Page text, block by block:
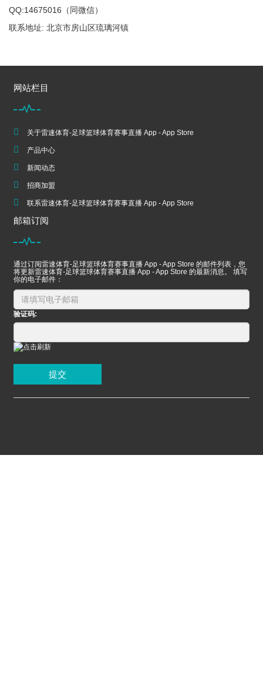
QQ:14675016（同微信）
联系地址: 北京市房山区琉璃河镇
网站栏目
关于雷速体育-足球篮球体育赛事直播 App - App Store
产品中心
新闻动态
招商加盟
联系雷速体育-足球篮球体育赛事直播 App - App Store
邮箱订阅
通过订阅雷速体育-足球篮球体育赛事直播 App - App Store 的邮件列表，您
将更新雷速体育-足球篮球体育赛事直播 App - App Store 的最新消息。 填写
你的电子邮件：
验证码:
提交